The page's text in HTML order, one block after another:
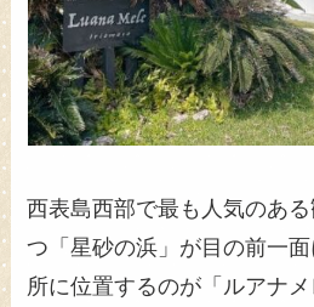
西表島西部で最も人気のあ
つ「星砂の浜」が目の前一
所に位置するのが「ルアナメ